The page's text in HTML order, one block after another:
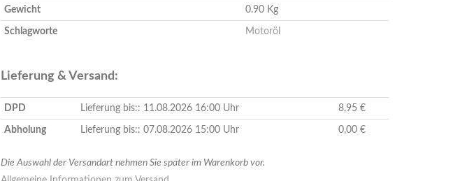
Gewicht 0.90 Kg
Schlagworte Motoröl
Lieferung & Versand:
DPD Lieferung bis:: 11.08.2026 16:00 Uhr 8,95 €
Abholung Lieferung bis:: 07.08.2026 15:00 Uhr 0,00 €
Die Auswahl der Versandart nehmen Sie später im Warenkorb vor.